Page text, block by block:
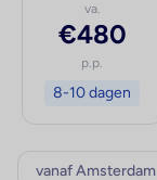
va.
€480
p.p.
8-10 dagen
vanaf Amsterdam